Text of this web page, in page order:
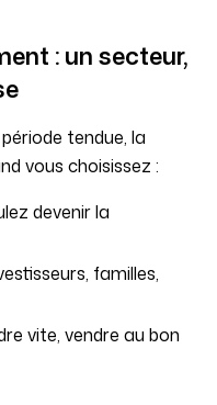
: un secteur,
tendue, la
vous choisissez :
devenir la
familles,
vite, vendre au bon